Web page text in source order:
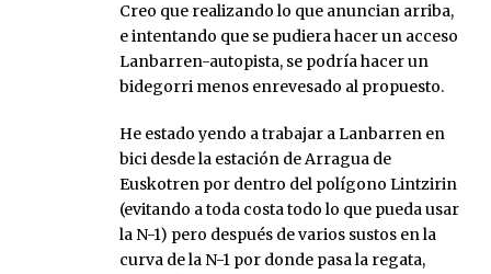
Creo que realizando lo que anuncian arriba,
e intentando que se pudiera hacer un acceso
Lanbarren-autopista, se podría hacer un
bidegorri menos enrevesado al propuesto.
He estado yendo a trabajar a Lanbarren en
bici desde la estación de Arragua de
Euskotren por dentro del polígono Lintzirin
(evitando a toda costa todo lo que pueda usar
la N-1) pero después de varios sustos en la
curva de la N-1 por donde pasa la regata,